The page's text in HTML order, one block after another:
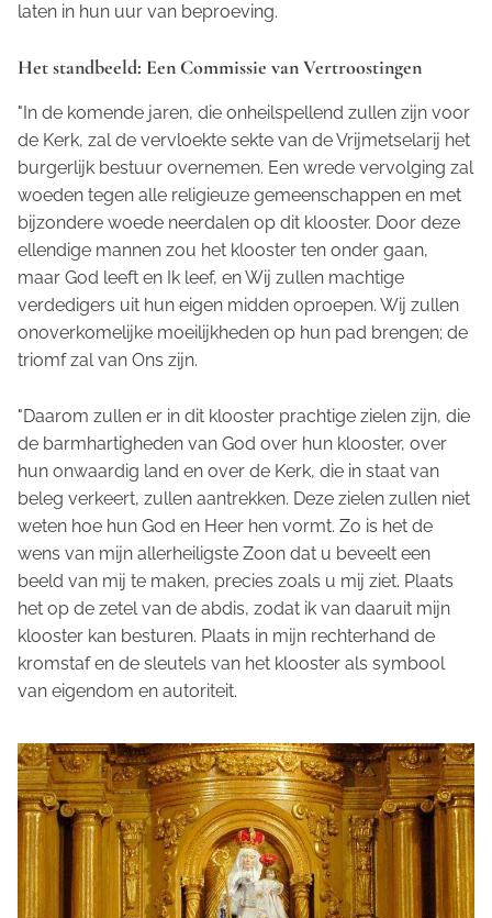
laten in hun uur van beproeving.
Het standbeeld: Een Commissie van Vertroostingen
"In de komende jaren, die onheilspellend zullen zijn voor
de Kerk, zal de vervloekte sekte van de Vrijmetselarij het
burgerlijk bestuur overnemen. Een wrede vervolging zal
woeden tegen alle religieuze gemeenschappen en met
bijzondere woede neerdalen op dit klooster. Door deze
ellendige mannen zou het klooster ten onder gaan,
maar God leeft en Ik leef, en Wij zullen machtige
verdedigers uit hun eigen midden oproepen. Wij zullen
onoverkomelijke moeilijkheden op hun pad brengen; de
triomf zal van Ons zijn.
"Daarom zullen er in dit klooster prachtige zielen zijn, die
de barmhartigheden van God over hun klooster, over
hun onwaardig land en over de Kerk, die in staat van
beleg verkeert, zullen aantrekken. Deze zielen zullen niet
weten hoe hun God en Heer hen vormt. Zo is het de
wens van mijn allerheiligste Zoon dat u beveelt een
beeld van mij te maken, precies zoals u mij ziet. Plaats
het op de zetel van de abdis, zodat ik van daaruit mijn
klooster kan besturen. Plaats in mijn rechterhand de
kromstaf en de sleutels van het klooster als symbool
van eigendom en autoriteit.